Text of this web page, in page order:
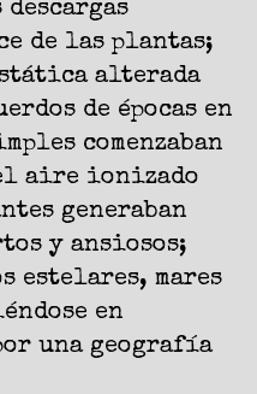
de las plantas;
alterada
de épocas en
comenzaban
aire ionizado
generaban
y ansiosos;
estelares, mares
en
una geografía